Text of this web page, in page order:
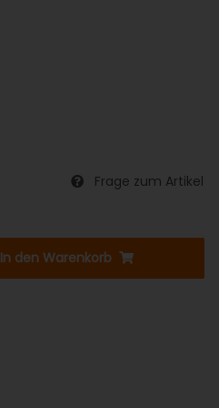
Frage zum Artikel
In den Warenkorb